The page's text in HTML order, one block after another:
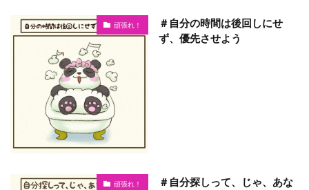
頑張れ！
＃自分の時間は後回しにせ
ず、優先させよう
頑張れ！
＃自分探しって、じゃ、あな